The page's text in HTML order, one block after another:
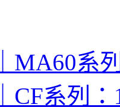
MA60系
CF系列：